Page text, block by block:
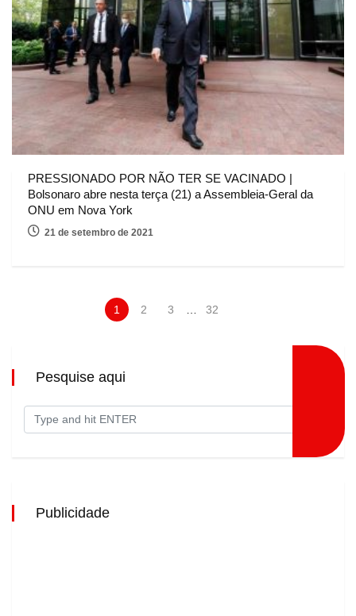
PRESSIONADO POR NÃO TER SE VACINADO |
Bolsonaro abre nesta terça (21) a Assembleia-Geral da
ONU em Nova York
21 de setembro de 2021
1 2 3 32
Pesquise aqui
Publicidade